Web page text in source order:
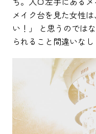
メイク台を見た女性
い！」 と思うのでは
られること間違いなし